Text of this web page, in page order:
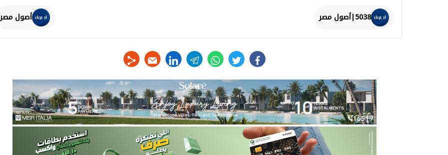
5038|أصول مصر أصول مصر
facebook
twitter
whats
telegram
linkedin